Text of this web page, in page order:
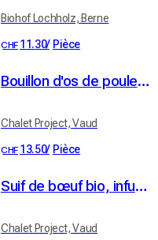
Biohof Lochholz, Berne
CHF 11.30/ Pièce
Bouillon d'os de poulet bio
Chalet Project, Vaud
CHF 13.50/ Pièce
Suif de bœuf bio, infusé au romarin
Chalet Project, Vaud